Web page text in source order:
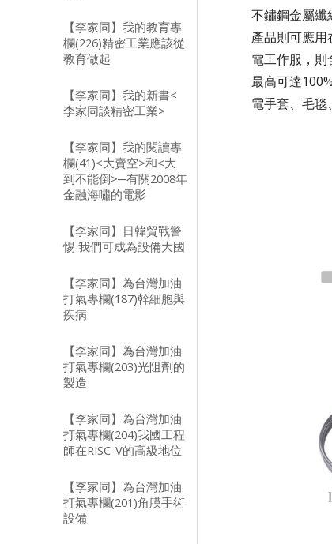
【李家同】我的教育專
欄(226)精密工業應該從
教育做起
【李家同】我的新書<
李家同談精密工業>
【李家同】我的閱讀專
欄(41)<大賣空>和<大
到不能倒>─有關2008年
金融海嘯的電影
【李家同】日韓貿戰警
惕 我們可成為設備大國
【李家同】為台灣加油
打氣專欄(187)幹細胞與
疾病
【李家同】為台灣加油
打氣專欄(203)光阻劑的
製造
【李家同】為台灣加油
打氣專欄(204)我國工程
師在RISC-V的高級地位
【李家同】為台灣加油
打氣專欄(201)角膜手術
設備
不鏽鋼金屬
產品則可應
電工作服，則
最高可達
電手套、毛毯